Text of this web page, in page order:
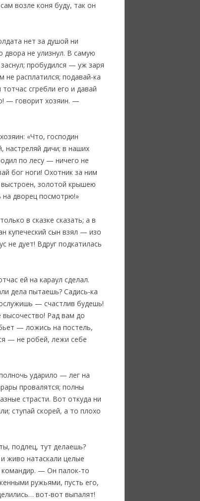
возле коня буду, так он
нет за душой ни
двора не улизнул. В самую
пробудился — уж заря
расплатился; подавай-ка
сгребли его и давай
— говорит хозяин. —
«Что, господин
настреляй дичи; в наших
по лесу — ничего не
бог ноги! Охотник за ним
золотой крышею
на дворец посмотрю!»
в сказке сказать; а в
купеческий сын взял — изо
не дует! Вдруг подкатилась
ей на караул сделал.
дела пытаешь? Садись-ка
— счастлив будешь!
Рад вам до
— ложись на постель,
— не робей, лежи себе
ударило — лег на
провалятся; полны
страсти. Вот откуда ни
ступай скорей, а то плохо
подлец, тут делаешь?
живо натаскали целые
командир. — Он палок-то
ружьями, пусть его,
вот-вот выпалят!